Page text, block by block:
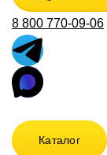
8 800 770-09-06
Каталог